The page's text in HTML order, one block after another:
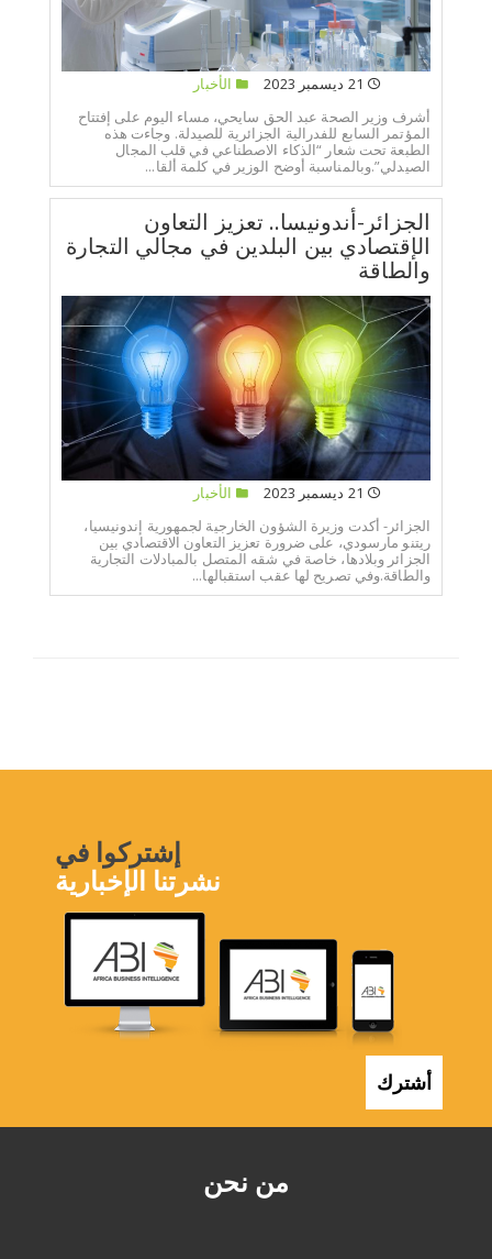
الأخبار
أشرف وزير الصحة عبد الحق سايحي، مساء اليوم على إفتتاح
المؤتمر السابع للفدرالية الجزائرية للصيدلة. وجاءت هذه
الطبعة تحت شعار “الذكاء الاصطناعي في قلب المجال
الصيدلي”.وبالمناسبة أوضح الوزير في كلمة ألقا...
الجزائر-أندونيسا.. تعزيز التعاون
الإقتصادي بين البلدين في مجالي التجارة
والطاقة
الأخبار
الجزائر- أكدت وزيرة الشؤون الخارجية لجمهورية إندونيسيا،
ريتنو مارسودي، على ضرورة تعزيز التعاون الاقتصادي بين
الجزائر وبلادها، خاصة في شقه المتصل بالمبادلات التجارية
والطاقة.وفي تصريح لها عقب استقبالها...
من نحن
إشتركوا في
نشرتنا الإخبارية
أشترك